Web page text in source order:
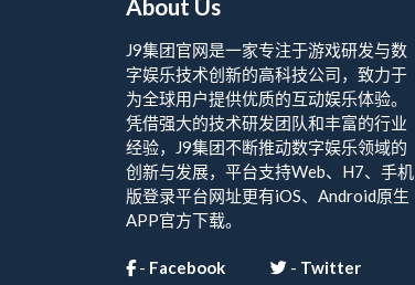
About Us
J9集团官网是一家专注于游戏研发与数
字娱乐技术创新的高科技公司，致力于
为全球用户提供优质的互动娱乐体验。
凭借强大的技术研发团队和丰富的行业
经验，J9集团不断推动数字娱乐领域的
创新与发展，平台支持Web、H7、手机
版登录平台网址更有iOS、Android原生
APP官方下载。
- Facebook - Twitter